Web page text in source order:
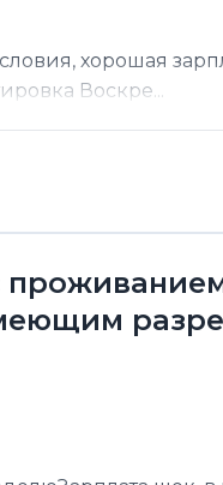
хорошая
Воскре...